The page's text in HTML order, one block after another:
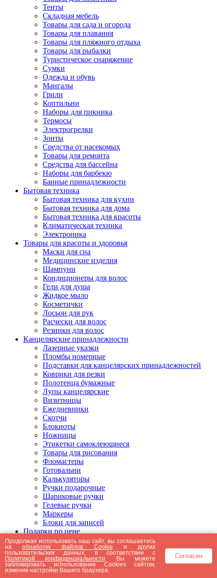
Тенты
Складная мебель
Товары для сада и огорода
Товары для плавания
Товары для пляжного отдыха
Товары для рыбалки
Туристическое снаряжение
Сумки
Одежда и обувь
Мангалы
Грили
Коптильни
Наборы для пикника
Термосы
Электрогрелки
Зонты
Средства от насекомых
Товары для ремонта
Средства для бассейна
Наборы для барбекю
Банные принадлежности
Бытовая техника
Бытовая техника для кухни
Бытовая техника для дома
Бытовая техника для красоты
Климатическая техника
Электроника
Товары для красоты и здоровья
Маски для сна
Медицинские изделия
Шампуни
Кондиционеры для волос
Гели для душа
Жидкое мыло
Косметички
Лосьон для рук
Расчески для волос
Резинки для волос
Канцелярские принадлежности
Лазерные указки
Пломбы номерные
Подставки для канцелярских принадлежностей
Коврики для резки
Полотенца бумажные
Лупы канцелярские
Визитницы
Ежедневники
Скотчи
Блокноты
Ножницы
Этикетки самоклеющиеся
Товары для рисования
Фломастеры
Готовальни
Калькуляторы
Ручки подарочные
Шариковые ручки
Гелевые ручки
Маркеры
Блоки для записей
Подарки по цене
Подарки от 5000 рублей
Подарки до 5000 рублей
Подарки до 3000 рублей
Подарки до 2000 рублей
Подарки до 1000 рублей
Продолжая использовать наш сайт, вы соглашаетесь
наобработку файлов Cookie и других
пользовательских данных, в соответствии с
Политикой конфиденциальности . Вы можете
заблокировать использование Cookies сайтом,
изменив настройки Вашего браузера.
Согласен